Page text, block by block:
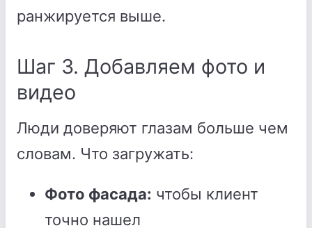
ранжируется выше.
Шаг 3. Добавляем фото и
видео
Люди доверяют глазам больше чем
словам. Что загружать:
Фото фасада: чтобы клиент
точно нашел